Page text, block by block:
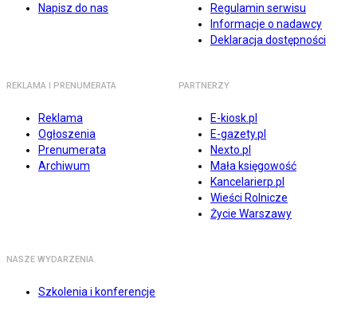
Napisz do nas
Regulamin serwisu
Informacje o nadawcy
Deklaracja dostępności
REKLAMA I PRENUMERATA
Reklama
Ogłoszenia
Prenumerata
Archiwum
PARTNERZY
E-kiosk.pl
E-gazety.pl
Nexto.pl
Mała księgowość
Kancelarierp.pl
Wieści Rolnicze
Życie Warszawy
NASZE WYDARZENIA
Szkolenia i konferencje